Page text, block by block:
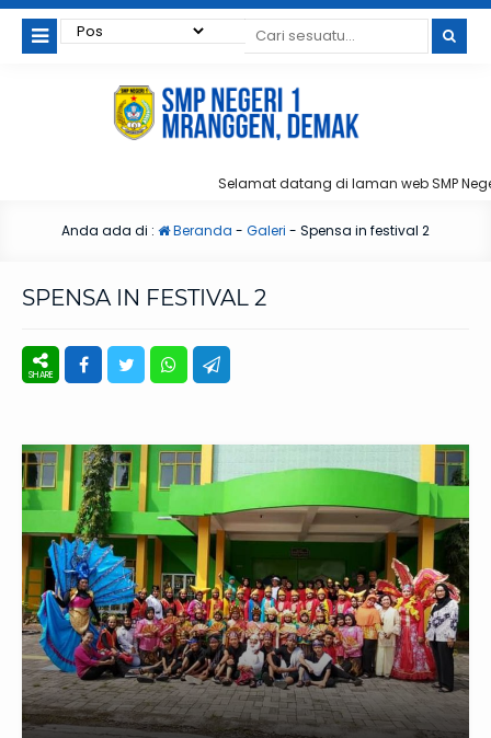
Selamat datang di laman web SMP
Anda ada di : Beranda - Galeri - Spensa in festival 2
SPENSA IN FESTIVAL 2